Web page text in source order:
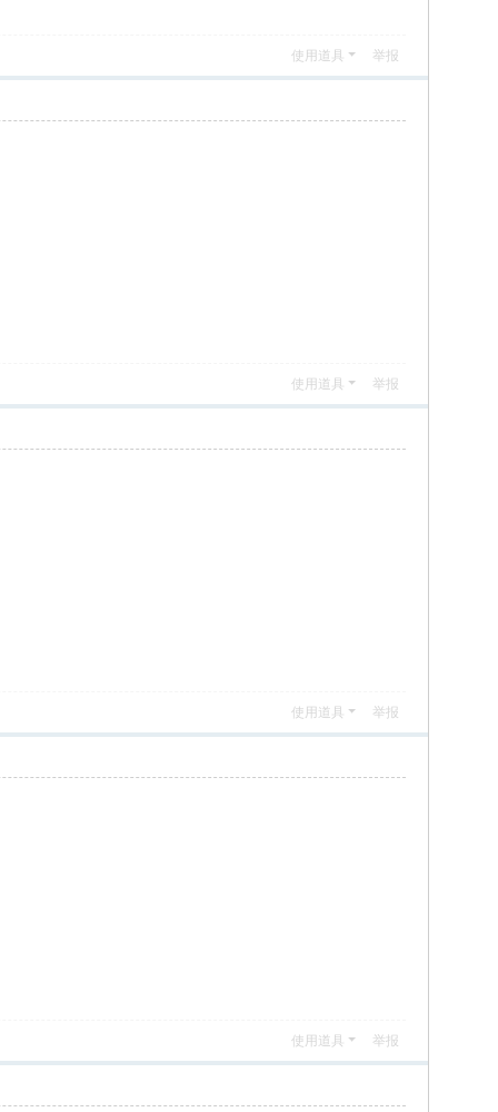
使用道具 举报
使用道具 举报
使用道具 举报
使用道具 举报